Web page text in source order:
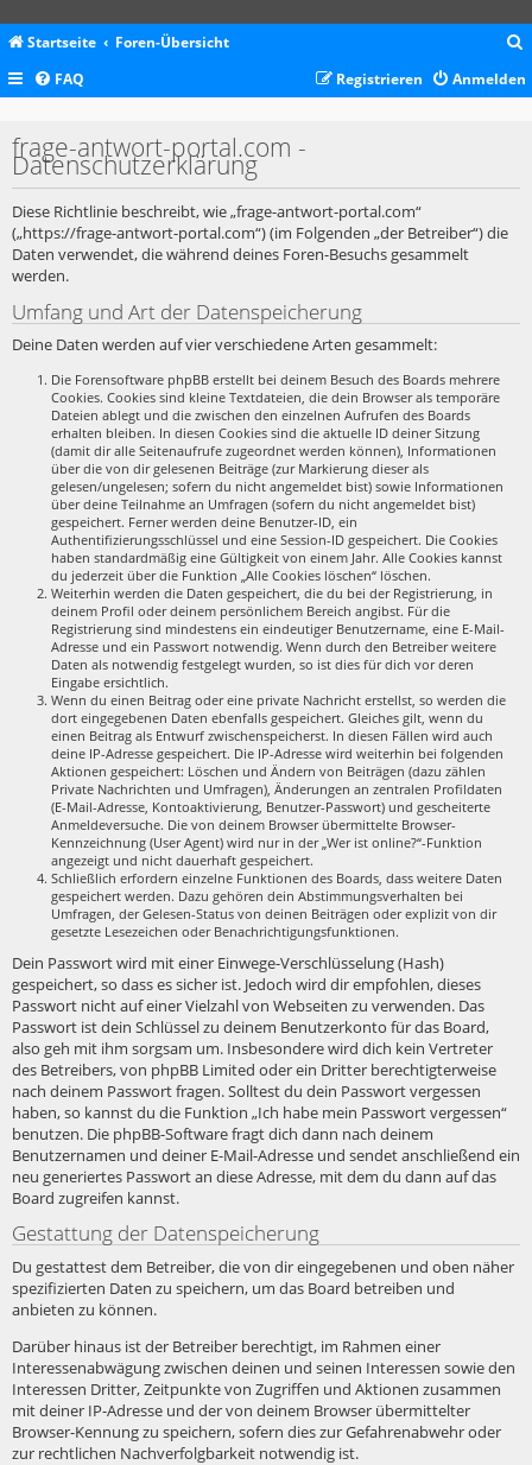
Startseite Foren-Übersicht
c
FAQ Anmelden
Registrieren
frage-antwort-portal.com -
Datenschutzerklärung
Diese Richtlinie beschreibt, wie „frage-antwort-portal.com“
(„https://frage-antwort-portal.com“) (im Folgenden „der Betreiber“) die
Daten verwendet, die während deines Foren-Besuchs gesammelt
werden.
Umfang und Art der Datenspeicherung
Deine Daten werden auf vier verschiedene Arten gesammelt:
Die Forensoftware phpBB erstellt bei deinem Besuch des Boards mehrere
Cookies. Cookies sind kleine Textdateien, die dein Browser als temporäre
Dateien ablegt und die zwischen den einzelnen Aufrufen des Boards
erhalten bleiben. In diesen Cookies sind die aktuelle ID deiner Sitzung
(damit dir alle Seitenaufrufe zugeordnet werden können), Informationen
über die von dir gelesenen Beiträge (zur Markierung dieser als
gelesen/ungelesen; sofern du nicht angemeldet bist) sowie Informationen
über deine Teilnahme an Umfragen (sofern du nicht angemeldet bist)
gespeichert. Ferner werden deine Benutzer-ID, ein
Authentifizierungsschlüssel und eine Session-ID gespeichert. Die Cookies
haben standardmäßig eine Gültigkeit von einem Jahr. Alle Cookies kannst
du jederzeit über die Funktion „Alle Cookies löschen“ löschen.
Weiterhin werden die Daten gespeichert, die du bei der Registrierung, in
deinem Profil oder deinem persönlichem Bereich angibst. Für die
Registrierung sind mindestens ein eindeutiger Benutzername, eine E-Mail-
Adresse und ein Passwort notwendig. Wenn durch den Betreiber weitere
Daten als notwendig festgelegt wurden, so ist dies für dich vor deren
Eingabe ersichtlich.
Wenn du einen Beitrag oder eine private Nachricht erstellst, so werden die
dort eingegebenen Daten ebenfalls gespeichert. Gleiches gilt, wenn du
einen Beitrag als Entwurf zwischenspeicherst. In diesen Fällen wird auch
deine IP-Adresse gespeichert. Die IP-Adresse wird weiterhin bei folgenden
Aktionen gespeichert: Löschen und Ändern von Beiträgen (dazu zählen
Private Nachrichten und Umfragen), Änderungen an zentralen Profildaten
(E-Mail-Adresse, Kontoaktivierung, Benutzer-Passwort) und gescheiterte
Anmeldeversuche. Die von deinem Browser übermittelte Browser-
Kennzeichnung (User Agent) wird nur in der „Wer ist online?“-Funktion
angezeigt und nicht dauerhaft gespeichert.
Schließlich erfordern einzelne Funktionen des Boards, dass weitere Daten
gespeichert werden. Dazu gehören dein Abstimmungsverhalten bei
Umfragen, der Gelesen-Status von deinen Beiträgen oder explizit von dir
gesetzte Lesezeichen oder Benachrichtigungsfunktionen.
Dein Passwort wird mit einer Einwege-Verschlüsselung (Hash)
gespeichert, so dass es sicher ist. Jedoch wird dir empfohlen, dieses
Passwort nicht auf einer Vielzahl von Webseiten zu verwenden. Das
Passwort ist dein Schlüssel zu deinem Benutzerkonto für das Board,
also geh mit ihm sorgsam um. Insbesondere wird dich kein Vertreter
des Betreibers, von phpBB Limited oder ein Dritter berechtigterweise
nach deinem Passwort fragen. Solltest du dein Passwort vergessen
haben, so kannst du die Funktion „Ich habe mein Passwort vergessen“
benutzen. Die phpBB-Software fragt dich dann nach deinem
Benutzernamen und deiner E-Mail-Adresse und sendet anschließend ein
neu generiertes Passwort an diese Adresse, mit dem du dann auf das
Board zugreifen kannst.
Gestattung der Datenspeicherung
Du gestattest dem Betreiber, die von dir eingegebenen und oben näher
spezifizierten Daten zu speichern, um das Board betreiben und
anbieten zu können.
Darüber hinaus ist der Betreiber berechtigt, im Rahmen einer
Interessenabwägung zwischen deinen und seinen Interessen sowie den
Interessen Dritter, Zeitpunkte von Zugriffen und Aktionen zusammen
mit deiner IP-Adresse und der von deinem Browser übermittelter
Browser-Kennung zu speichern, sofern dies zur Gefahrenabwehr oder
zur rechtlichen Nachverfolgbarkeit notwendig ist.